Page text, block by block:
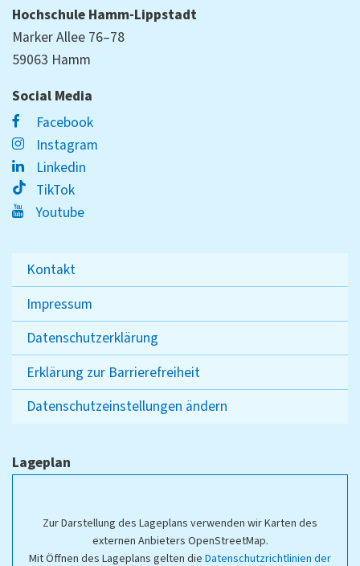
Hochschule Hamm-Lippstadt
Marker Allee 76–78
59063 Hamm
Social Media
Facebook
Instagram
Linkedin
TikTok
Youtube
Kontakt
Impressum
Datenschutzerklärung
Erklärung zur Barrierefreiheit
Datenschutzeinstellungen ändern
Lageplan
Zur Darstellung des Lageplans verwenden wir Karten des
externen Anbieters OpenStreetMap.
Mit Öffnen des Lageplans gelten die Datenschutzrichtlinien der